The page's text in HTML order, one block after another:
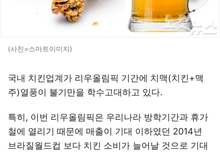
(사진=스마트이미지)
국내 치킨업계가 리우올림픽 기간에 치맥(치킨+맥
주)열풍이 불기만을 학수고대하고 있다.
특히, 이번 리우올림픽은 우리나라 방학기간과 휴가
철에 열리기 때문에 매출이 기대 이하였던 2014년
브라질월드컵 보다 치킨 소비가 늘어날 것으로 기대